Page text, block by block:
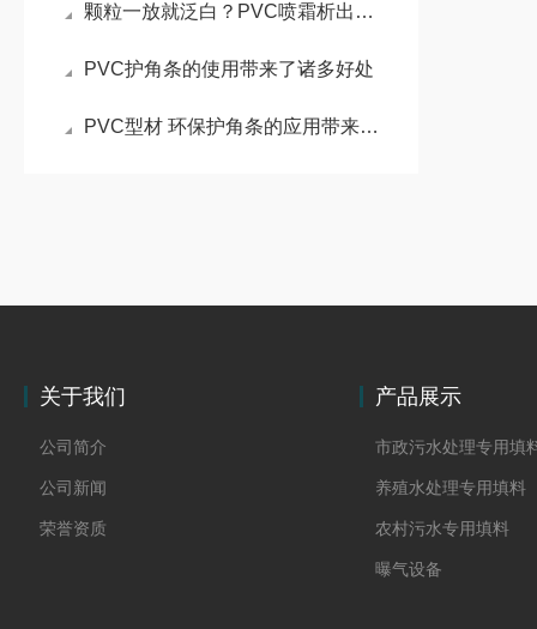
颗粒一放就泛白？PVC喷霜析出的3个原因
PVC护角条的使用带来了诸多好处
PVC型材 环保护角条的应用带来了诸多好处
关于我们
公司简介
公司新闻
荣誉资质
产品展示
市政污水处理专用填
养殖水处理专用填料
农村污水专用填料
曝气设备